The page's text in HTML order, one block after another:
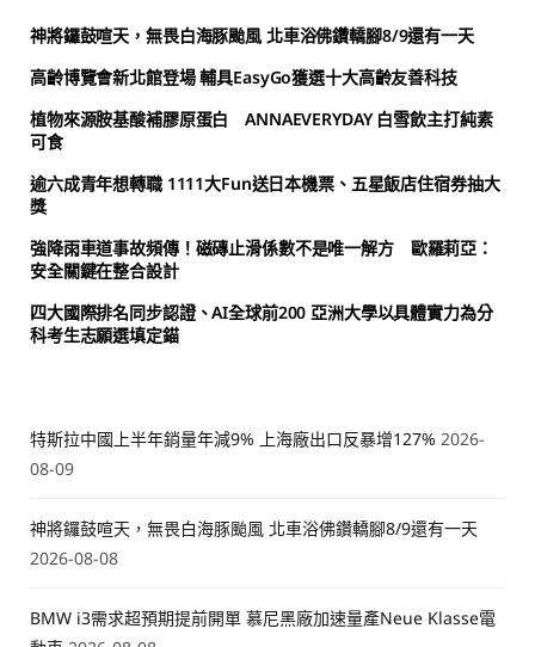
神將鑼鼓喧天，無畏白海豚颱風 北車浴佛鑽轎腳8/9還有一天
高齡博覽會新北館登場 輔具EasyGo獲選十大高齡友善科技
植物來源胺基酸補膠原蛋白 ANNAEVERYDAY 白雪飲主打純素
可食
逾六成青年想轉職 1111大Fun送日本機票、五星飯店住宿券抽大
獎
強降雨車道事故頻傳！磁磚止滑係數不是唯一解方 歐羅莉亞：
安全關鍵在整合設計
四大國際排名同步認證、AI全球前200 亞洲大學以具體實力為分
科考生志願選填定錨
特斯拉中國上半年銷量年減9% 上海廠出口反暴增127% 2026-
08-09
神將鑼鼓喧天，無畏白海豚颱風 北車浴佛鑽轎腳8/9還有一天
2026-08-08
BMW i3需求超預期提前開單 慕尼黑廠加速量產Neue Klasse電